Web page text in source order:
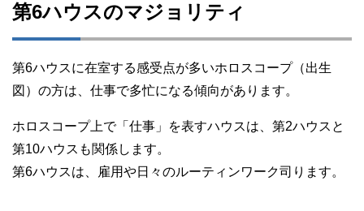
第6ハウスのマジョリティ
第6ハウスに在室する感受点が多いホロスコープ（出生
図）の方は、仕事で多忙になる傾向があります。
ホロスコープ上で「仕事」を表すハウスは、第2ハウスと
第10ハウスも関係します。
第6ハウスは、雇用や日々のルーティンワーク司ります。